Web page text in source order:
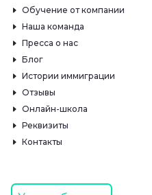
Обучение от компании
Наша команда
Пресса о нас
Блог
Истории иммиграции
Отзывы
Онлайн-школа
Реквизиты
Контакты